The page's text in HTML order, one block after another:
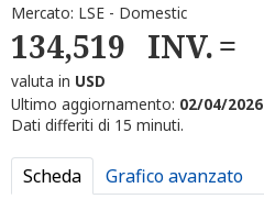
Mercato: LSE - Domestic
134,519 INV.
valuta in USD
Ultimo aggiornamento: 02/04/2026
Dati differiti di 15 minuti.
Scheda Grafico avanzato